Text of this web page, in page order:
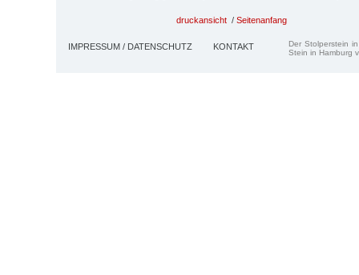
druckansicht / Seitenanfang
IMPRESSUM / DATENSCHUTZ KONTAKT
Der Stolperstein
Stein in Hamburg